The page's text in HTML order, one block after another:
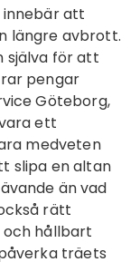
att
längre avbrott.
själva för att
pengar
Göteborg,
ett
medveten
slipa en altan
än vad
rätt
hållbart
träets